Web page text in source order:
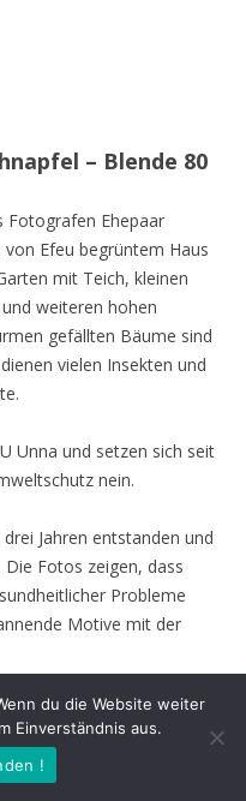
– Blende 80
Fotografen Ehepaar
Efeu begrüntem Haus
mit Teich, kleinen
weiteren hohen
gefällten Bäume sind
vielen Insekten und
Unna und setzen sich seit
nein.
Jahren entstanden und
Fotos zeigen, dass
Probleme
Motive mit der
du die Website weiter
Einverständnis aus.
!